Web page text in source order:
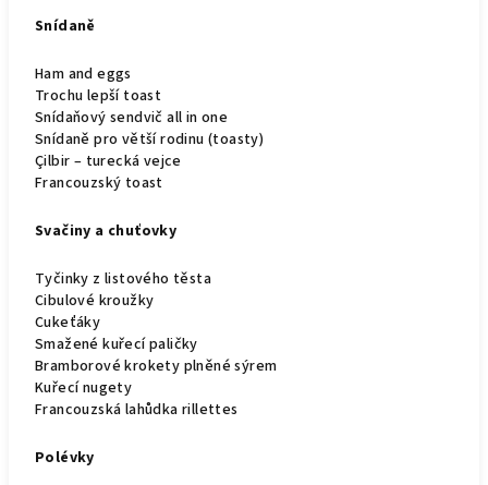
Snídaně
Ham and eggs
Trochu lepší toast
Snídaňový sendvič all in one
Snídaně pro větší rodinu (toasty)
Çilbir – turecká vejce
Francouzský toast
Svačiny a chuťovky
Tyčinky z listového těsta
Cibulové kroužky
Cukeťáky
Smažené kuřecí paličky
Bramborové krokety plněné sýrem
Kuřecí nugety
Francouzská lahůdka rillettes
Polévky